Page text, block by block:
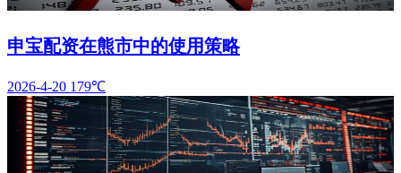
申宝配资在熊市中的使用策略
2026-4-20 179℃